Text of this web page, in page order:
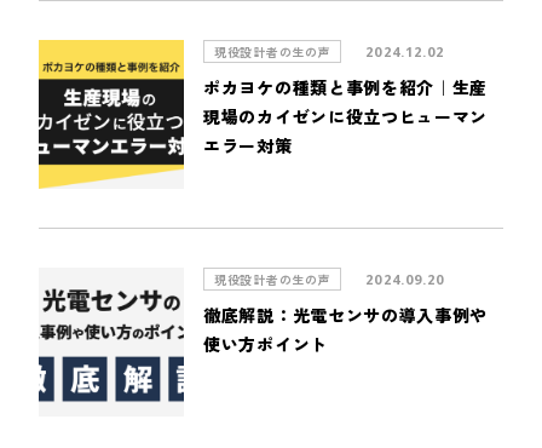
現役設計者の生の声 2024.12.02
ポカヨケの種類と事例を紹介｜生産
現場のカイゼンに役立つヒューマン
エラー対策
現役設計者の生の声 2024.09.20
徹底解説：光電センサの導入事例や
使い方ポイント